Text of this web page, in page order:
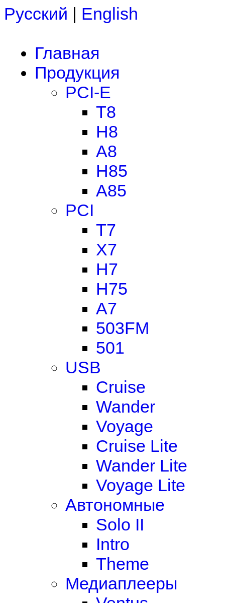
Русский | English
Главная
Продукция
PCI-E
T8
H8
A8
H85
A85
PCI
T7
X7
H7
H75
A7
503FM
501
USB
Cruise
Wander
Voyage
Cruise Lite
Wander Lite
Voyage Lite
Автономные
Solo II
Intro
Theme
Медиаплееры